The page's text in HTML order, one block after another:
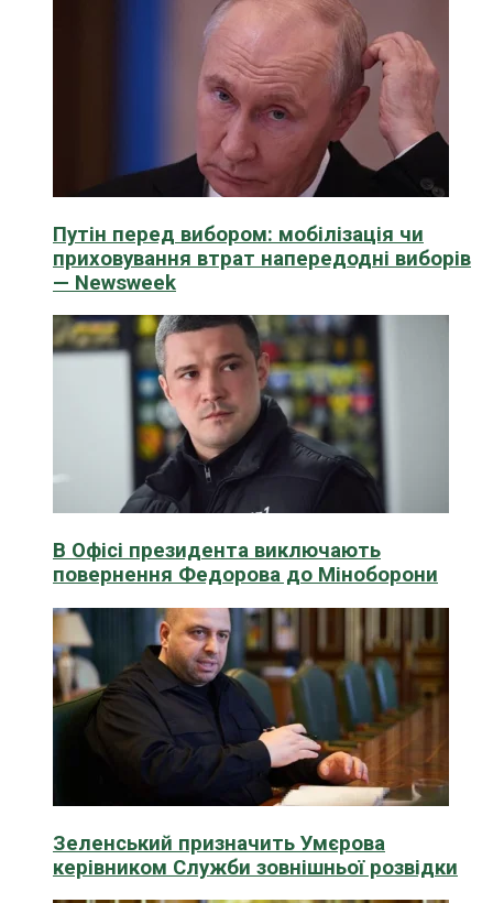
Путін перед вибором: мобілізація чи
приховування втрат напередодні виборів
— Newsweek
В Офісі президента виключають
повернення Федорова до Міноборони
Зеленський призначить Умєрова
керівником Служби зовнішньої розвідки